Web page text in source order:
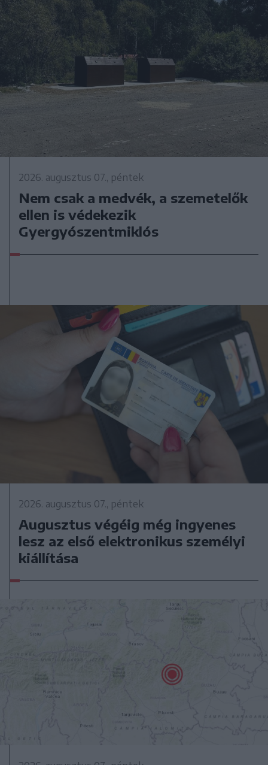
2026. augusztus 07., péntek
Nem csak a medvék, a szemetelők
ellen is védekezik
Gyergyószentmiklós
2026. augusztus 07., péntek
Augusztus végéig még ingyenes
lesz az első elektronikus személyi
kiállítása